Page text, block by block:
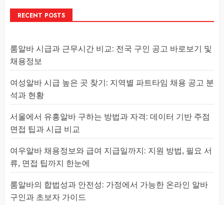
RECENT POSTS
룸알바 시급과 근무시간 비교: 전국 구인 공고 바로보기 및
채용정보
여성알바 시급 높은 곳 찾기: 지역별 파트타임 채용 공고 분
석과 현황
서울에서 유흥알바 구하는 방법과 자격: 데이터 기반 주점
면접 팁과 시급 비교
여우알바 채용정보와 급여 지급일까지: 지원 방법, 필요 서
류, 면접 팁까지 한눈에
룸알바의 합법성과 안전성: 가정에서 가능한 온라인 알바
구인과 초보자 가이드